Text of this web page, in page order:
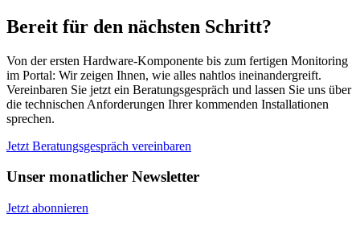
Bereit für den nächsten Schritt?
Von der ersten Hardware-Komponente bis zum fertigen Monitoring
im Portal: Wir zeigen Ihnen, wie alles nahtlos ineinandergreift.
Vereinbaren Sie jetzt ein Beratungsgespräch und lassen Sie uns über
die technischen Anforderungen Ihrer kommenden Installationen
sprechen.
Jetzt Beratungsgespräch vereinbaren
Unser monatlicher Newsletter
Jetzt abonnieren